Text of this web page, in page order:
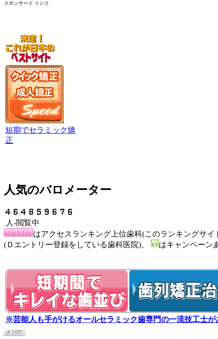
スポンサード リンク
短期でセラミック矯
正
人気のバロメーター
人-閲覧中
はアクセスランキング上位歯科(このランキングサイ
(Ｄエントリー登録をしている歯科医院)、
はキャンペーン
※芸能人も手がけるオールセラミック歯専門の一流技工士